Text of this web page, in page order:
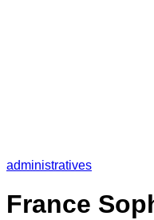
administratives
France